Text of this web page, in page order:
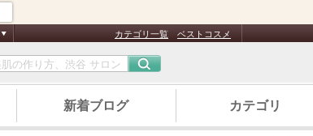
カテゴリ一覧 ベストコスメ
新着ブログ カテゴリ